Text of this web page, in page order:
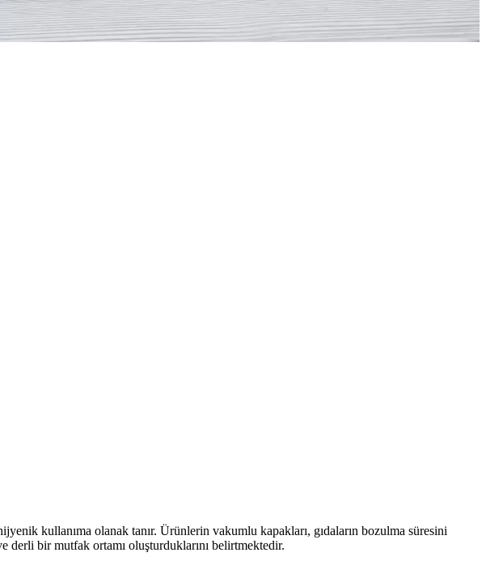
şekilde saklanır, evinizin şıklığını korur.
kullanıma olanak tanır. Ürünlerin vakumlu kapakları, gıdaların bozulma süresini
derli bir mutfak ortamı oluşturduklarını belirtmektedir.